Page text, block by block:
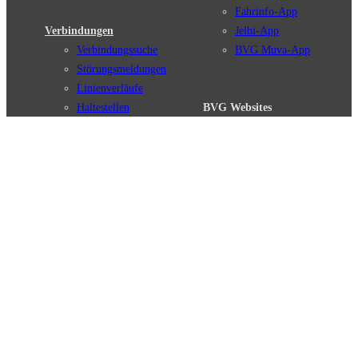
Verbindungen
Verbindungssuche
Störungsmeldungen
Linienverläufe
Haltestellen
Fahrinfo-App
Jelbi-App
BVG Muva-App
BVG Websites